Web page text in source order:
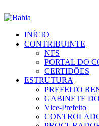
INÍCIO
CONTRIBUINTE
NFS
PORTAL DO
CERTIDÕES
ESTRUTURA
PREFEITO
GABINETE
Vice-Prefeito